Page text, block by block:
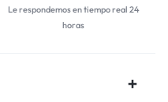
Le respondemos en tiempo real 24
horas